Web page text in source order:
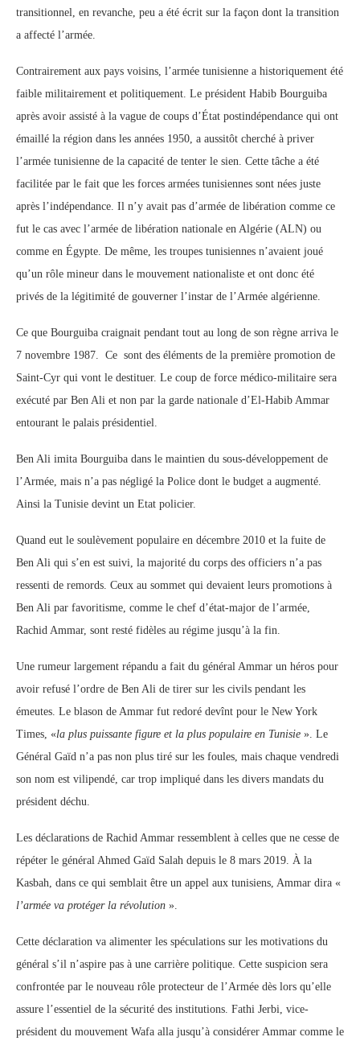
transitionnel, en revanche, peu a été écrit sur la façon dont la transition
a affecté l’armée.
Contrairement aux pays voisins, l’armée tunisienne a historiquement été
faible militairement et politiquement. Le président Habib Bourguiba
après avoir assisté à la vague de coups d’État postindépendance qui ont
émaillé la région dans les années 1950, a aussitôt cherché à priver
l’armée tunisienne de la capacité de tenter le sien. Cette tâche a été
facilitée par le fait que les forces armées tunisiennes sont nées juste
après l’indépendance. Il n’y avait pas d’armée de libération comme ce
fut le cas avec l’armée de libération nationale en Algérie (ALN) ou
comme en Égypte. De même, les troupes tunisiennes n’avaient joué
qu’un rôle mineur dans le mouvement nationaliste et ont donc été
privés de la légitimité de gouverner l’instar de l’Armée algérienne.
Ce que Bourguiba craignait pendant tout au long de son règne arriva le
7 novembre 1987. Ce sont des éléments de la première promotion de
Saint-Cyr qui vont le destituer. Le coup de force médico-militaire sera
exécuté par Ben Ali et non par la garde nationale d’El-Habib Ammar
entourant le palais présidentiel.
Ben Ali imita Bourguiba dans le maintien du sous-développement de
l’Armée, mais n’a pas négligé la Police dont le budget a augmenté.
Ainsi la Tunisie devint un Etat policier.
Quand eut le soulèvement populaire en décembre 2010 et la fuite de
Ben Ali qui s’en est suivi, la majorité du corps des officiers n’a pas
ressenti de remords. Ceux au sommet qui devaient leurs promotions à
Ben Ali par favoritisme, comme le chef d’état-major de l’armée,
Rachid Ammar, sont resté fidèles au régime jusqu’à la fin.
Une rumeur largement répandu a fait du général Ammar un héros pour
avoir refusé l’ordre de Ben Ali de tirer sur les civils pendant les
émeutes. Le blason de Ammar fut redoré devînt pour le New York
Times, «la plus puissante figure et la plus populaire en Tunisie ». Le
Général Gaïd n’a pas non plus tiré sur les foules, mais chaque vendredi
son nom est vilipendé, car trop impliqué dans les divers mandats du
président déchu.
Les déclarations de Rachid Ammar ressemblent à celles que ne cesse de
répéter le général Ahmed Gaïd Salah depuis le 8 mars 2019. À la
Kasbah, dans ce qui semblait être un appel aux tunisiens, Ammar dira «
l’armée va protéger la révolution ».
Cette déclaration va alimenter les spéculations sur les motivations du
général s’il n’aspire pas à une carrière politique. Cette suspicion sera
confrontée par le nouveau rôle protecteur de l’Armée dès lors qu’elle
assure l’essentiel de la sécurité des institutions. Fathi Jerbi, vice-
président du mouvement Wafa alla jusqu’à considérer Ammar comme le